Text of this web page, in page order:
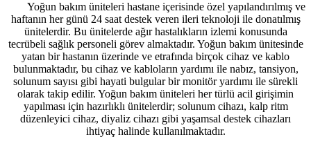
Yoğun bakım üniteleri hastane içerisinde özel yapılandırılmış ve
haftanın her günü 24 saat destek veren ileri teknoloji ile donatılmış
ünitelerdir. Bu ünitelerde ağır hastalıkların izlemi konusunda
tecrübeli sağlık personeli görev almaktadır. Yoğun bakım ünitesinde
yatan bir hastanın üzerinde ve etrafında birçok cihaz ve kablo
bulunmaktadır, bu cihaz ve kabloların yardımı ile nabız, tansiyon,
solunum sayısı gibi hayati bulgular bir monitör yardımı ile sürekli
olarak takip edilir. Yoğun bakım üniteleri her türlü acil girişimin
yapılması için hazırlıklı ünitelerdir; solunum cihazı, kalp ritm
düzenleyici cihaz, diyaliz cihazı gibi yaşamsal destek cihazları
ihtiyaç halinde kullanılmaktadır.